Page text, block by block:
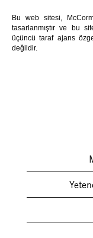
Bu web sitesi,
tasarlanmıştır ve bu
üçüncü taraf ajans
değildir.